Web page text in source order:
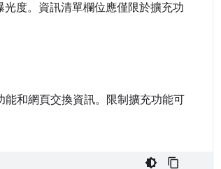
度。資訊清單欄位應僅限於擴充功
和網頁交換資訊。限制擴充功能可